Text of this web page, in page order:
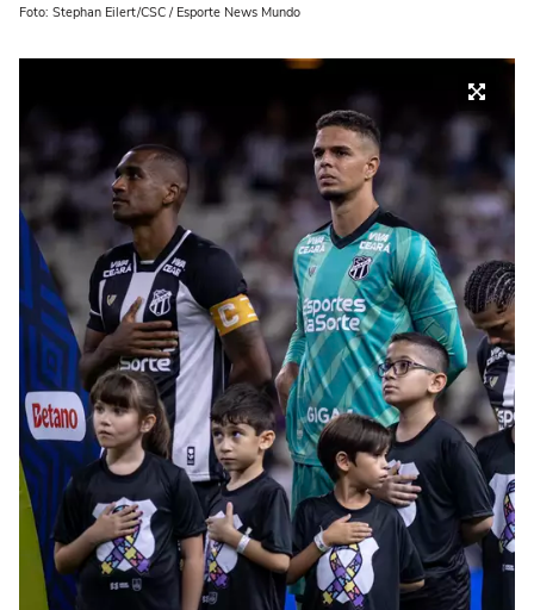
Foto: Stephan Eilert/CSC / Esporte News Mundo